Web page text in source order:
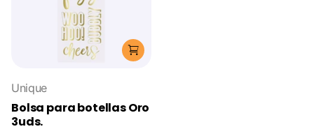
Unique
Bolsa para botellas Oro
3uds.